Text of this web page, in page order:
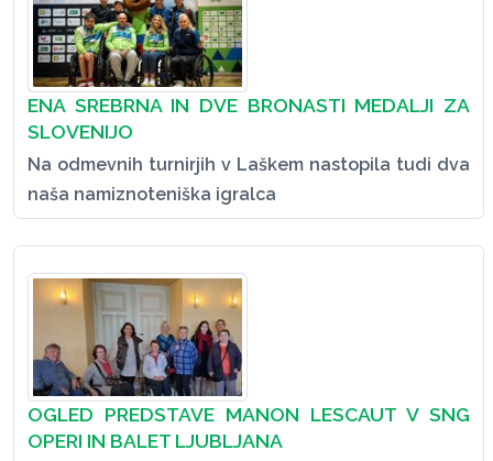
ENA SREBRNA IN DVE BRONASTI MEDALJI ZA
SLOVENIJO
Na odmevnih turnirjih v Laškem nastopila tudi dva
naša namiznoteniška igralca
OGLED PREDSTAVE MANON LESCAUT V SNG
OPERI IN BALET LJUBLJANA